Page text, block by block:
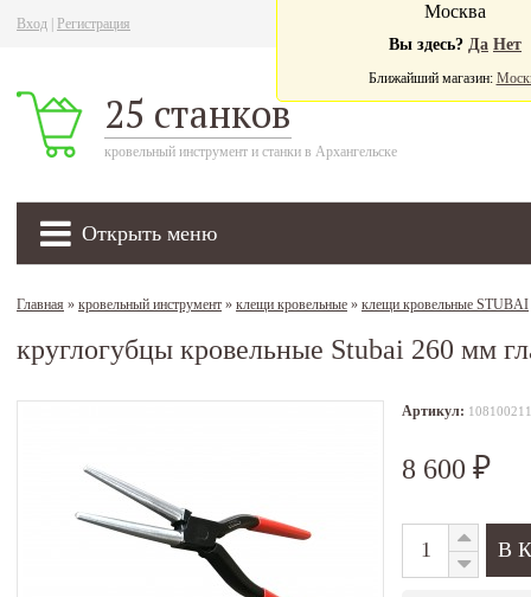
Вход Регистрация
25 станков
кровельный инструмент и станки в Архангельске
Открыть меню
Москва
Вы здесь? Да Нет
Ближайший магазин:
Главная » кровельный инструмент » клещи кровельные » клещи кровельные STUBAI
круглогубцы кровельные Stubai 260 мм
Артикул: 108100211
8 600 ₽